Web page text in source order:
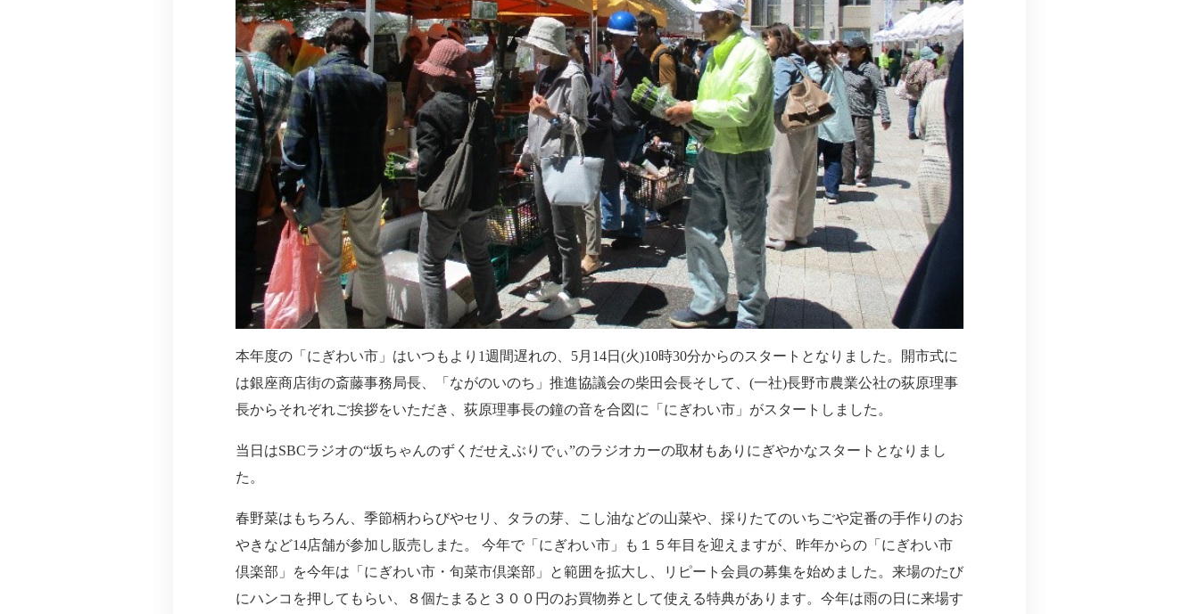
本年度の「にぎわい市」はいつもより1週間遅れの、5月14日(火)10時30分からのスタートとなりました。開市式に
は銀座商店街の斎藤事務局長、「ながのいのち」推進協議会の柴田会長そして、(一社)長野市農業公社の荻原理事
長からそれぞれご挨拶をいただき、荻原理事長の鐘の音を合図に「にぎわい市」がスタートしました。
当日はSBCラジオの“坂ちゃんのずくだせえぶりでぃ”のラジオカーの取材もありにぎやかなスタートとなりまし
た。
春野菜はもちろん、季節柄わらびやセリ、タラの芽、こし油などの山菜や、採りたてのいちごや定番の手作りのお
やきなど14店舗が参加し販売しまた。 今年で「にぎわい市」も１５年目を迎えますが、昨年からの「にぎわい市
倶楽部」を今年は「にぎわい市・旬菜市倶楽部」と範囲を拡大し、リピート会員の募集を始めました。来場のたび
にハンコを押してもらい、８個たまると３００円のお買物券として使える特典があります。今年は雨の日に来場す